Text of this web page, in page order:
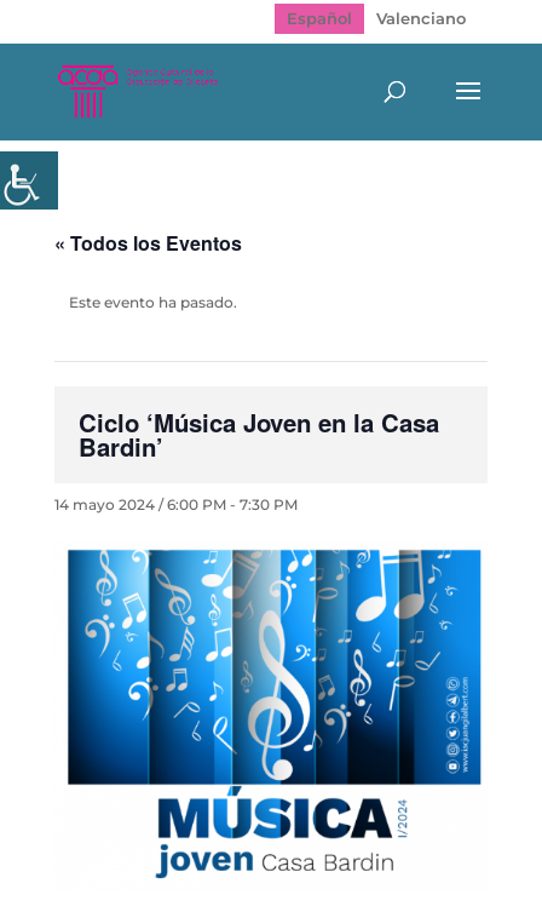
Español Valenciano
« Todos los Eventos
Este evento ha pasado.
Ciclo ‘Música Joven en la Casa
Bardin’
14 mayo 2024 / 6:00 PM- 7:30 PM